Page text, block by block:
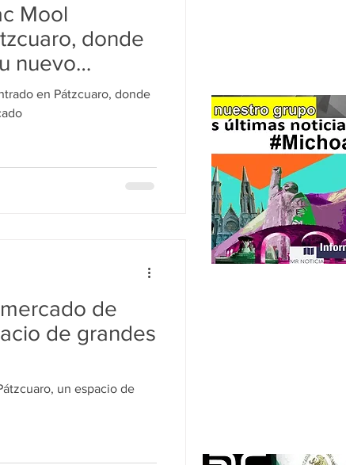
Mool
donde
nuevo
en Pátzcuaro, donde
de
de grandes
un espacio de